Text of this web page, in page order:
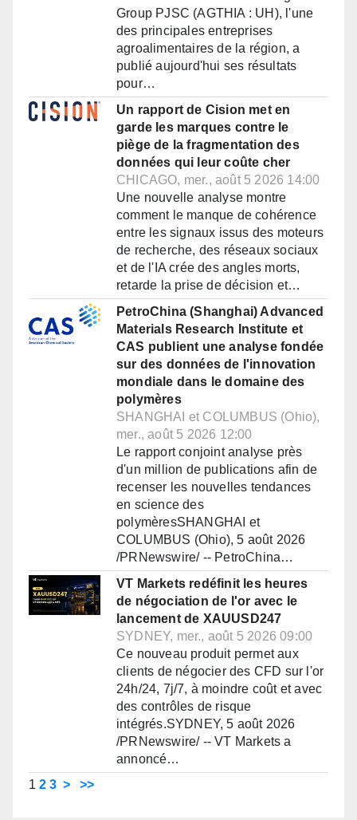
Group PJSC (AGTHIA : UH), l'une
des principales entreprises
agroalimentaires de la région, a
publié aujourd'hui ses résultats
pour…
Un rapport de Cision met en
garde les marques contre le
piège de la fragmentation des
données qui leur coûte cher
CHICAGO, mer., août 5 2026 14:00
Une nouvelle analyse montre
comment le manque de cohérence
entre les signaux issus des moteurs
de recherche, des réseaux sociaux
et de l'IA crée des angles morts,
retarde la prise de décision et…
PetroChina (Shanghai) Advanced
Materials Research Institute et
CAS publient une analyse fondée
sur des données de l'innovation
mondiale dans le domaine des
polymères
SHANGHAI et COLUMBUS (Ohio),
mer., août 5 2026 12:00
Le rapport conjoint analyse près
d'un million de publications afin de
recenser les nouvelles tendances
en science des
polymèresSHANGHAI et
COLUMBUS (Ohio), 5 août 2026
/PRNewswire/ -- PetroChina…
VT Markets redéfinit les heures
de négociation de l'or avec le
lancement de XAUUSD247
SYDNEY, mer., août 5 2026 09:00
Ce nouveau produit permet aux
clients de négocier des CFD sur l'or
24h/24, 7j/7, à moindre coût et avec
des contrôles de risque
intégrés.SYDNEY, 5 août 2026
/PRNewswire/ -- VT Markets a
annoncé…
1 2 3 > >>